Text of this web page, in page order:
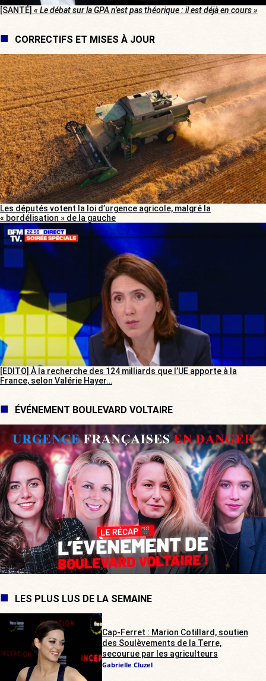
[SANTÉ] « Le débat sur la GPA n’est pas théorique : il est déjà en cours »
CORRECTIFS ET MISES À JOUR
Les députés votent la loi d’urgence agricole, malgré la
« bordélisation » de la gauche
[EDITO] À la recherche des 124 milliards que l’UE apporte à la
France, selon Valérie Hayer…
ÉVÉNEMENT BOULEVARD VOLTAIRE
LES PLUS LUS DE LA SEMAINE
Cap-Ferret : Marion Cotillard, soutien
des Soulèvements de la Terre,
secourue par les agriculteurs
Gabrielle Cluzel